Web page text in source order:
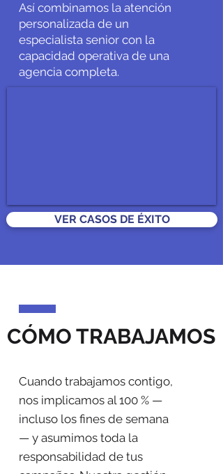
Así combinamos la atención
personalizada de un
especialista senior con la
capacidad operativa de una
agencia completa.
VER CASOS DE ÉXITO
CÓMO TRABAJAMOS
Cuando trabajamos contigo,
nos implicamos al 100 % —
incluso los fines de semana
— y asumimos toda la
responsabilidad de tus